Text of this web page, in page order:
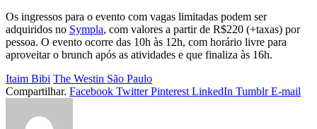
Os ingressos para o evento com vagas limitadas podem ser
adquiridos no Sympla, com valores a partir de R$220 (+taxas) por
pessoa. O evento ocorre das 10h às 12h, com horário livre para
aproveitar o brunch após as atividades e que finaliza às 16h.
Itaim Bibi The Westin São Paulo
Compartilhar. Facebook Twitter Pinterest LinkedIn Tumblr E-mail